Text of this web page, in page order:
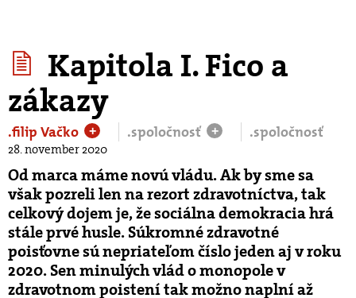
Kapitola I. Fico a
zákazy
.filip Vačko + .spoločnosť + .spoločnosť
28. november 2020
Od marca máme novú vládu. Ak by sme sa
však pozreli len na rezort zdravotníctva, tak
celkový dojem je, že sociálna demokracia hrá
stále prvé husle. Súkromné zdravotné
poisťovne sú nepriateľom číslo jeden aj v roku
2020. Sen minulých vlád o monopole v
zdravotnom poistení tak možno naplní až